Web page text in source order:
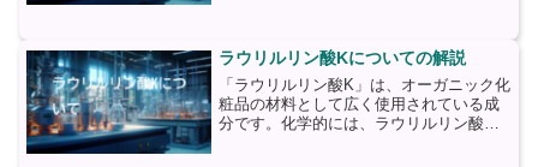
くの化粧品製品で使用され...
ラウリルリン酸Kについての解説
「ラウリルリン酸K」は、オーガニック化
粧品の材料として広く使用されている成
分です。化学的には、ラウリルリン酸の